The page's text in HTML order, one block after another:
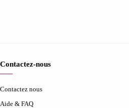
Contactez-nous
Contactez nous
Aide & FAQ